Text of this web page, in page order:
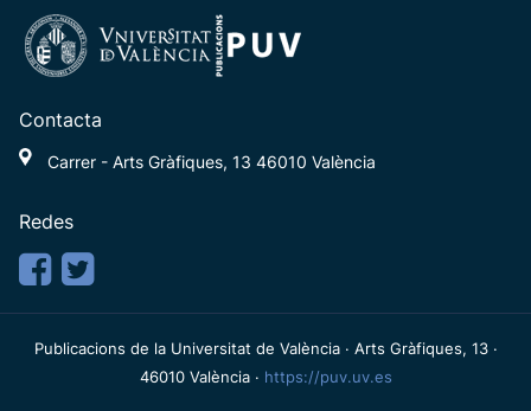
Contacta
Carrer - Arts Gràfiques, 13 46010 València
Redes
Publicacions de la Universitat de València · Arts Gràfiques, 13 ·
46010 València · https://puv.uv.es